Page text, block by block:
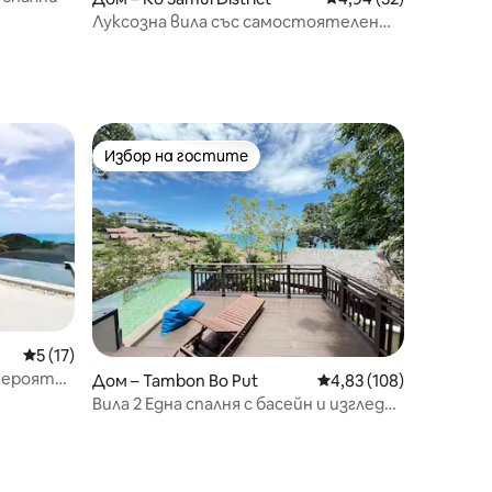
Луксозна вила със самостоятелен
Средна оценка: 5 от 5, 17 отзива
5 (17)
Избор на гостите
Избор на гостите
Дом – Tambon Bo Put Средна оценка: 4,83
4,83 (108)
Вила 2 Една спалня с басейн и изглед